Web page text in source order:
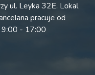
ul. Leyka 32E. Lokal
pracuje od
9:00 - 17:00